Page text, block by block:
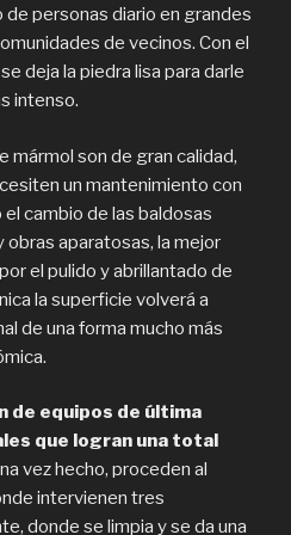
personas diario en grandes
de vecinos. Con el
deja la piedra lisa para darle
intenso.
mármol son de gran calidad,
un mantenimiento con
cambio de las baldosas
aparatosas, la mejor
el pulido y abrillantado de
la superficie volverá a
de una forma mucho más
de equipos de última
que logran una total
vez hecho, proceden al
intervienen tres
donde se limpia y se da una